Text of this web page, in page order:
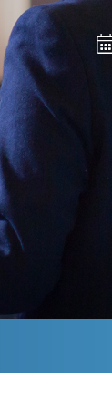
Activities
Contact Us
Member
Aerospace
Broadcast